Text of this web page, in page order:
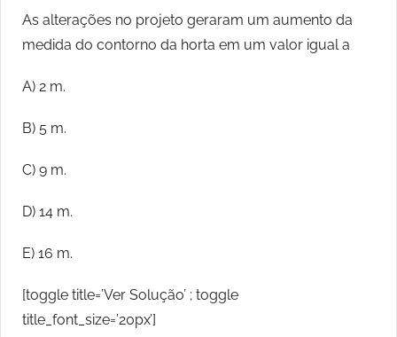
As alterações no projeto geraram um aumento da
medida do contorno da horta em um valor igual a
A) 2 m.
B) 5 m.
C) 9 m.
D) 14 m.
E) 16 m.
[toggle title=’Ver Solução’ ; toggle
title_font_size=’20px’]